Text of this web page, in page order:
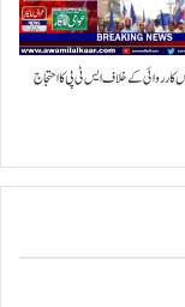
کارروائی کے خلاف ایس ٹی پی کا احتجاج